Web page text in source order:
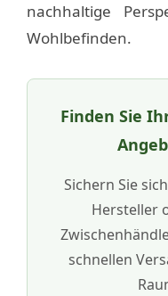
nachhaltige
Wohlbefinden.
Finden Sie
Sichern Sie
Hersteller
schnellen